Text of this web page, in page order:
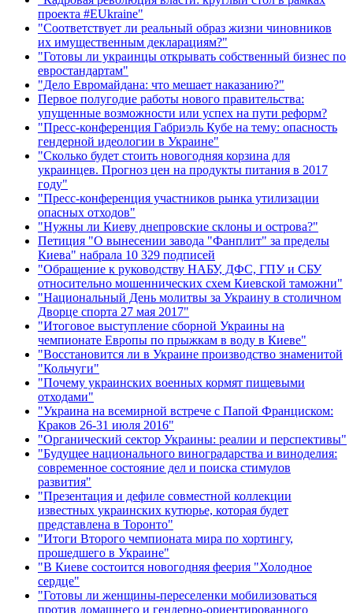
проекта #EUkraine"
"Соответствует ли реальный образ жизни чиновников
их имущественным декларациям?"
"Готовы ли украинцы открывать собственный бизнес по
евростандартам"
"Дело Евромайдана: что мешает наказанию?"
Первое полугодие работы нового правительства:
упущенные возможности или успех на пути реформ?
"Пресс-конференция Габриэль Кубе на тему: опасность
гендерной идеологии в Украине"
"Сколько будет стоить новогодняя корзина для
украинцев. Прогноз цен на продукты питания в 2017
году"
"Пресс-конференция участников рынка утилизации
опасных отходов"
"Нужны ли Киеву днепровские склоны и острова?"
Петиция "О вынесении завода "Фанплит" за пределы
Киева" набрала 10 329 подписей
"Обращение к руководству НАБУ, ДФС, ГПУ и СБУ
относительно мошеннических схем Киевской таможни"
"Национальный День молитвы за Украину в столичном
Дворце спорта 27 мая 2017"
"Итоговое выступление сборной Украины на
чемпионате Европы по прыжкам в воду в Киеве"
"Восстановится ли в Украине производство знаменитой
"Кольчуги"
"Почему украинских военных кормят пищевыми
отходами"
"Украина на всемирной встрече с Папой Франциском:
Краков 26-31 июля 2016"
"Органический сектор Украины: реалии и перспективы"
"Будущее национального виноградарства и виноделия:
современное состояние дел и поиска стимулов
развития"
"Презентация и дефиле совместной коллекции
известных украинских кутюрье, которая будет
представлена в Торонто"
"Итоги Второго чемпионата мира по хортингу,
прошедшего в Украине"
"В Киеве состоится новогодняя феерия "Холодное
сердце"
"Готовы ли женщины-переселенки мобилизоваться
против домашнего и гендерно-ориентированного